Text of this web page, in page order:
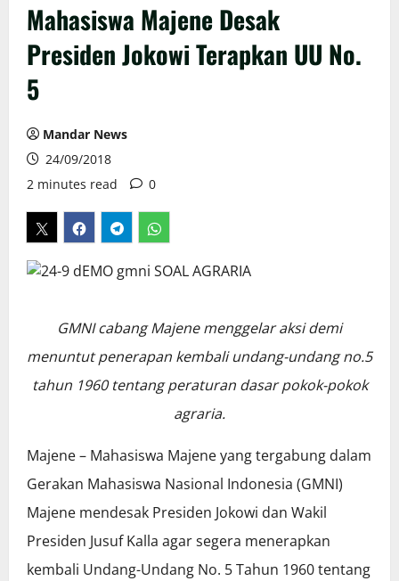
Mahasiswa Majene Desak
Presiden Jokowi Terapkan UU No.
5
Mandar News
24/09/2018
2 minutes read
0
GMNI cabang Majene menggelar aksi demi
menuntut penerapan kembali undang-undang no.5
tahun 1960 tentang peraturan dasar pokok-pokok
agraria.
Majene – Mahasiswa Majene yang tergabung dalam
Gerakan Mahasiswa Nasional Indonesia (GMNI)
Majene mendesak Presiden Jokowi dan Wakil
Presiden Jusuf Kalla agar segera menerapkan
kembali Undang-Undang No. 5 Tahun 1960 tentang